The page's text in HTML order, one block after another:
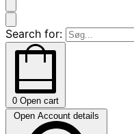
Search for:
0 Open cart
Open Account details